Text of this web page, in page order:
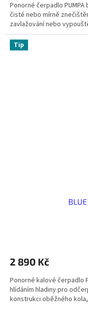
Ponorné čerpadlo PUMPA
čisté nebo mírně
zavlažování nebo
Tip
2 890 Kč
Ponorné kalové čerpadlo
hlídáním hladiny pro
konstrukci oběžného